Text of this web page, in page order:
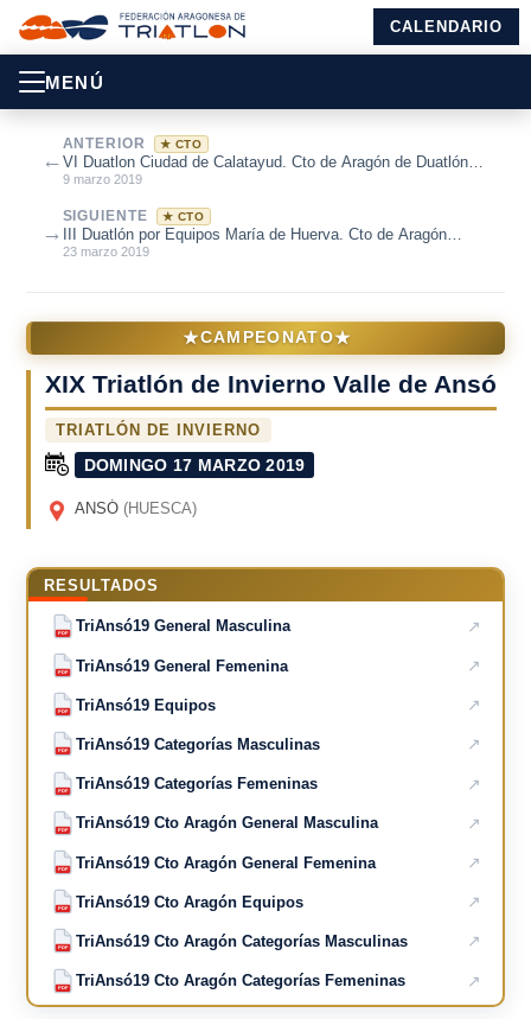
CALENDARIO
MENÚ
←
ANTERIOR ★ CTO
VI Duatlon Ciudad de Calatayud. Cto de Aragón de Duatlón
2019
9 marzo 2019
SIGUIENTE ★ CTO
III Duatlón por Equipos María de Huerva. Cto de Aragón
Duatlón por Equipos 2019
23 marzo 2019
→
★CAMPEONATO★
XIX Triatlón de Invierno Valle de Ansó
TRIATLÓN DE INVIERNO
DOMINGO 17 MARZO 2019
ANSÓ (HUESCA)
RESULTADOS
PDF TriAnsó19 General Masculina ↗
PDF TriAnsó19 General Femenina ↗
PDF TriAnsó19 Equipos ↗
PDF TriAnsó19 Categorías Masculinas ↗
PDF TriAnsó19 Categorías Femeninas ↗
PDF TriAnsó19 Cto Aragón General Masculina ↗
PDF TriAnsó19 Cto Aragón General Femenina ↗
PDF TriAnsó19 Cto Aragón Equipos ↗
PDF TriAnsó19 Cto Aragón Categorías Masculinas ↗
PDF TriAnsó19 Cto Aragón Categorías Femeninas ↗